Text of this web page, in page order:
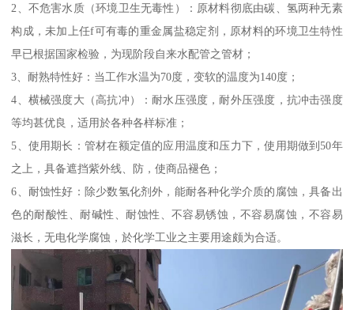
2、不危害水质（环境卫生无毒性）：原材料彻底由碳、氢两种无素
构成，未加上任f可有毒的重金属盐稳定剂，原材料的环境卫生特性
早已根据国家检验，为现阶段自来水配管之管材；
3、耐熟特性好：当工作水温为70度，变软的温度为140度；
4、横械强度大（高抗冲）：耐水压强度，耐外压强度，抗冲击强度
等均甚优良，适用於各种各样标准；
5、使用期长：管材在额定值的应用温度和压力下，使用期做到50年
之上，具备遮挡紫外线、防，使商品褪色；
6、耐蚀性好：除少数氢化剂外，能耐各种化学介质的腐蚀，具备出
色的耐酸性、耐碱性、耐蚀性、不容易锈蚀，不容易腐蚀，不容易
滋长，无电化学腐蚀，於化学工业之主要用途颇为合适。